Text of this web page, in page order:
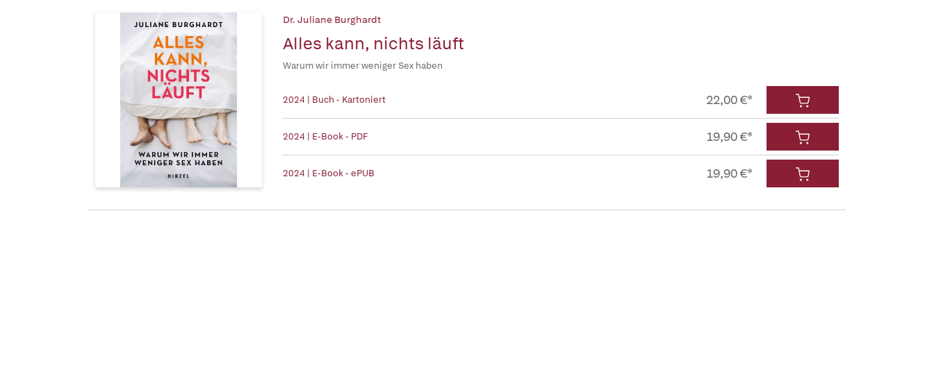
Dr. Juliane Burghardt
Alles kann, nichts läuft
Warum wir immer weniger Sex haben
2024 | Buch - Kartoniert 22,00 €*
2024 | E-Book - PDF 19,90 €*
2024 | E-Book - ePUB 19,90 €*